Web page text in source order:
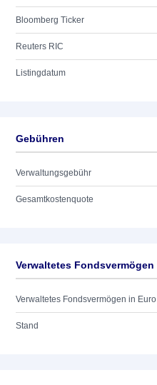
Bloomberg Ticker
Reuters RIC
Listingdatum
Gebühren
Verwaltungsgebühr
Gesamtkostenquote
Verwaltetes Fondsvermögen
Verwaltetes Fondsvermögen in Euro
Stand